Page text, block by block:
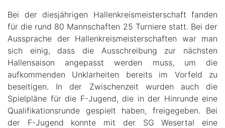
Bei der diesjährigen Hallenkreismeisterschaft fanden
für die rund 80 Mannschaften 25 Turniere statt. Bei der
Aussprache der Hallenkreismeisterschaften war man
sich einig, dass die Ausschreibung zur nächsten
Hallensaison angepasst werden muss, um die
aufkommenden Unklarheiten bereits im Vorfeld zu
beseitigen. In der Zwischenzeit wurden auch die
Spielpläne für die F-Jugend, die in der Hinrunde eine
Qualifikationsrunde gespielt haben, freigegeben. Bei
der F-Jugend konnte mit der SG Wesertal eine